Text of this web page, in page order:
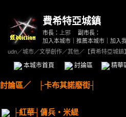
費希特亞城鎮
市長： 上邪
副市長：
加入本城市
推薦本城市 加入
udn／城市／文學創作／其他／ 【費希特亞城鎮
本城市首頁 討論區 精華
討論區／ ├卡布其諾廢街┤
├紅華┤傭兵‧米緹